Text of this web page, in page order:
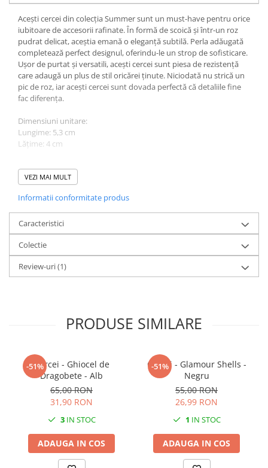
Acești cercei din colecția Summer sunt un must-have pentru orice
iubitoare de accesorii rafinate. În formă de scoică și într-un roz
pudrat delicat, aceștia emană o eleganță subtilă. Perla adăugată
completează perfect designul, oferindu-le un strop de sofisticare.
Ușor de purtat și versatili, acești cercei sunt piesa de rezistență
care adaugă un plus de stil oricărei ținute. Niciodată nu strică un
pic de roz, iar acești cercei sunt dovada perfectă că detaliile fine
fac diferența.
Dimensiuni unitare:
Lungime: 5,3 cm
Lățime: 4 cm
Greutate: 2,9 g
Sistem de prindere: Bază oțel inoxidabil
Fiind un produs handmade, pot exista mici imperfecțiuni, fiecare
pereche de cercei fiind unică.
VEZI MAI MULT
Informatii conformitate produs
Caracteristici
Colectie
Review-uri(1)
PRODUSE SIMILARE
-51%Cercei - Ghiocel de
Dragobete - Alb
65,00 RON
31,90 RON
3IN STOC
ADAUGA IN COS
-51%
Cercei - Glamour Shells -
Negru
55,00 RON
26,99 RON
1 IN STOC
ADAUGA IN COS